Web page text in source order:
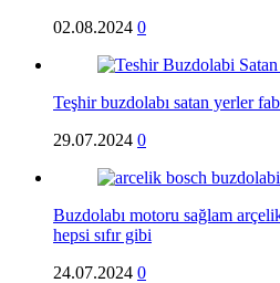
02.08.2024 0
Teşhir buzdolabı satan yerler
29.07.2024 0
Buzdolabı motoru sağlam
hepsi sıfır gibi
24.07.2024 0